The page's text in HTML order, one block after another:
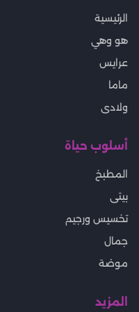
الرئيسية
هو وهي
عرايس
ماما
ولادى
أسلوب حياة
المطبخ
بيتى
تخسيس ورجيم
جمال
موضة
المزيد